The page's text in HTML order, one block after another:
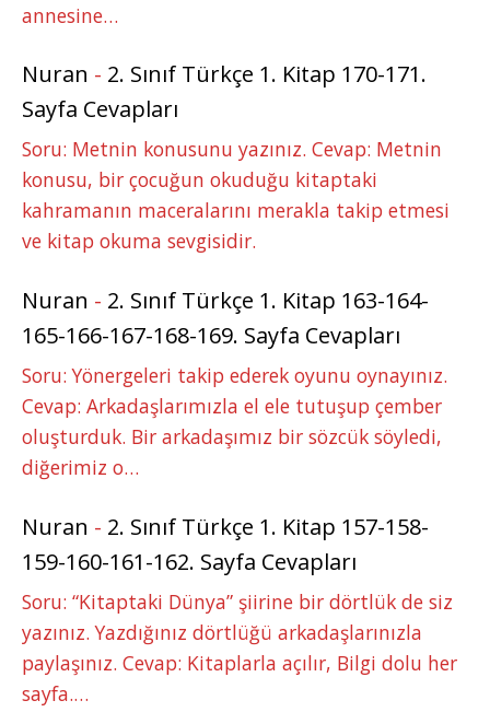
annesine…
Nuran - 2. Sınıf Türkçe 1. Kitap 170-171.
Sayfa Cevapları
Soru: Metnin konusunu yazınız. Cevap: Metnin
konusu, bir çocuğun okuduğu kitaptaki
kahramanın maceralarını merakla takip etmesi
ve kitap okuma sevgisidir.
Nuran - 2. Sınıf Türkçe 1. Kitap 163-164-
165-166-167-168-169. Sayfa Cevapları
Soru: Yönergeleri takip ederek oyunu oynayınız.
Cevap: Arkadaşlarımızla el ele tutuşup çember
oluşturduk. Bir arkadaşımız bir sözcük söyledi,
diğerimiz o…
Nuran - 2. Sınıf Türkçe 1. Kitap 157-158-
159-160-161-162. Sayfa Cevapları
Soru: “Kitaptaki Dünya” şiirine bir dörtlük de siz
yazınız. Yazdığınız dörtlüğü arkadaşlarınızla
paylaşınız. Cevap: Kitaplarla açılır, Bilgi dolu her
sayfa.…